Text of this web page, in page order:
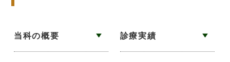
当科の概要 診療実績